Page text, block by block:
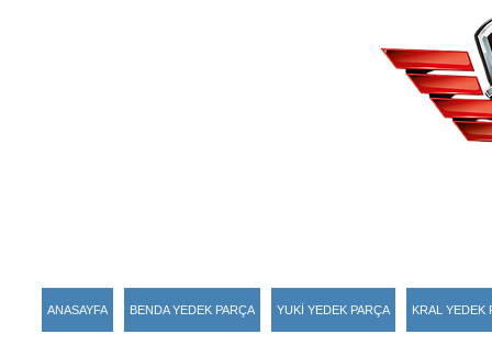
ANASAYFA BENDA YEDEK PARÇA YUKİ YEDEK PARÇA KRAL YEDEK